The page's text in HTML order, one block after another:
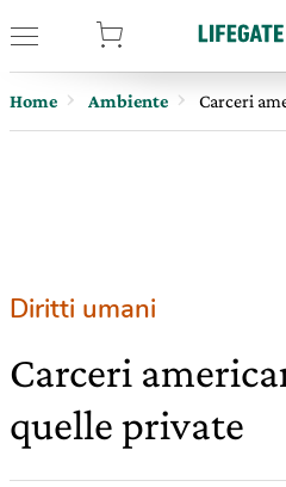
Home Ambiente Carceri
Diritti umani
Carceri
quelle private